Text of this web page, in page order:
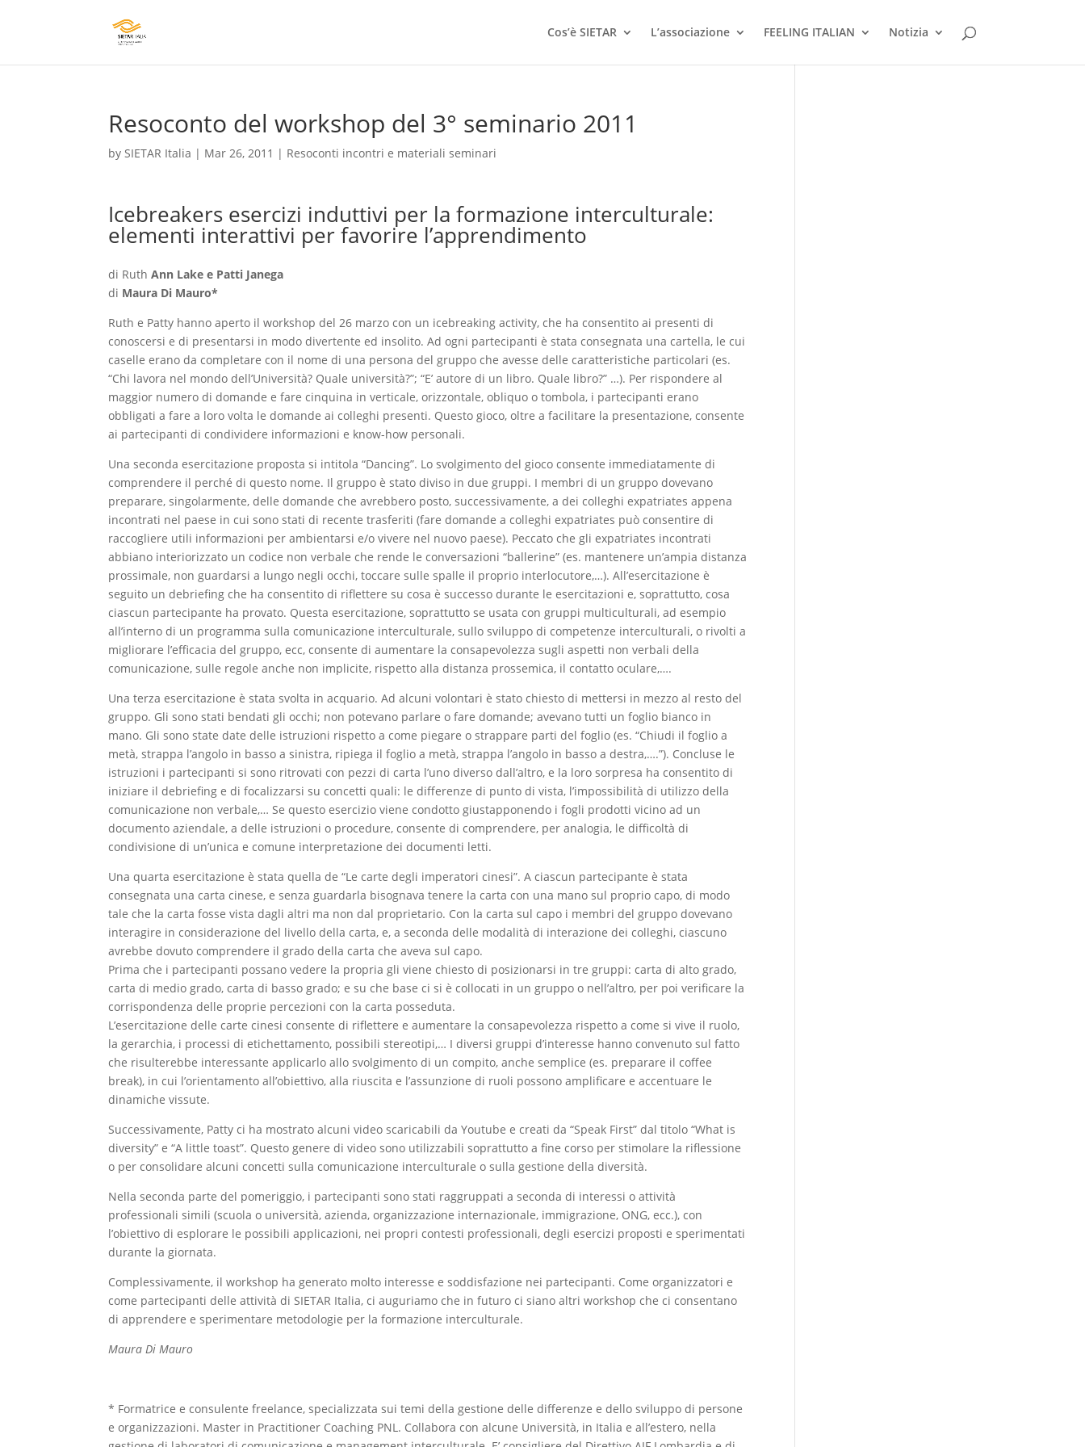
Cos’è SIETAR L’associazione FEELING ITALIAN Notizia
Resoconto del workshop del 3° seminario 2011
bySIETAR Italia | Mar 26, 2011 | Resoconti incontri e materiali seminari
Icebreakers esercizi induttivi per la formazione interculturale:
elementi interattivi per favorire l’apprendimento
di RuthAnn Lake e Patti Janega
di Maura Di Mauro*
Ruth e Patty hanno aperto il workshop del 26 marzo con un icebreaking activity, che ha consentito ai presenti di
conoscersi e di presentarsi in modo divertente ed insolito. Ad ogni partecipanti è stata consegnata una cartella, le cui
caselle erano da completare con il nome di una persona del gruppo che avesse delle caratteristiche particolari (es.
“Chi lavora nel mondo dell’Università? Quale università?”; “E’ autore di un libro. Quale libro?” …). Per rispondere al
maggior numero di domande e fare cinquina in verticale, orizzontale, obliquo o tombola, i partecipanti erano
obbligati a fare a loro volta le domande ai colleghi presenti. Questo gioco, oltre a facilitare la presentazione, consente
ai partecipanti di condividere informazioni e know-how personali.
Una seconda esercitazione proposta si intitola “Dancing”. Lo svolgimento del gioco consente immediatamente di
comprendere il perché di questo nome. Il gruppo è stato diviso in due gruppi. I membri di un gruppo dovevano
preparare, singolarmente, delle domande che avrebbero posto, successivamente, a dei colleghi expatriates appena
incontrati nel paese in cui sono stati di recente trasferiti (fare domande a colleghi expatriates può consentire di
raccogliere utili informazioni per ambientarsi e/o vivere nel nuovo paese). Peccato che gli expatriates incontrati
abbiano interiorizzato un codice non verbale che rende le conversazioni “ballerine” (es. mantenere un’ampia distanza
prossimale, non guardarsi a lungo negli occhi, toccare sulle spalle il proprio interlocutore,…). All’esercitazione è
seguito un debriefing che ha consentito di riflettere su cosa è successo durante le esercitazioni e, soprattutto, cosa
ciascun partecipante ha provato. Questa esercitazione, soprattutto se usata con gruppi multiculturali, ad esempio
all’interno di un programma sulla comunicazione interculturale, sullo sviluppo di competenze interculturali, o rivolti a
migliorare l’efficacia del gruppo, ecc, consente di aumentare la consapevolezza sugli aspetti non verbali della
comunicazione, sulle regole anche non implicite, rispetto alla distanza prossemica, il contatto oculare,….
Una terza esercitazione è stata svolta in acquario. Ad alcuni volontari è stato chiesto di mettersi in mezzo al resto del
gruppo. Gli sono stati bendati gli occhi; non potevano parlare o fare domande; avevano tutti un foglio bianco in
mano. Gli sono state date delle istruzioni rispetto a come piegare o strappare parti del foglio (es. “Chiudi il foglio a
metà, strappa l’angolo in basso a sinistra, ripiega il foglio a metà, strappa l’angolo in basso a destra,….”). Concluse le
istruzioni i partecipanti si sono ritrovati con pezzi di carta l’uno diverso dall’altro, e la loro sorpresa ha consentito di
iniziare il debriefing e di focalizzarsi su concetti quali: le differenze di punto di vista, l’impossibilità di utilizzo della
comunicazione non verbale,… Se questo esercizio viene condotto giustapponendo i fogli prodotti vicino ad un
documento aziendale, a delle istruzioni o procedure, consente di comprendere, per analogia, le difficoltà di
condivisione di un’unica e comune interpretazione dei documenti letti.
Una quarta esercitazione è stata quella de “Le carte degli imperatori cinesi”. A ciascun partecipante è stata
consegnata una carta cinese, e senza guardarla bisognava tenere la carta con una mano sul proprio capo, di modo
tale che la carta fosse vista dagli altri ma non dal proprietario. Con la carta sul capo i membri del gruppo dovevano
interagire in considerazione del livello della carta, e, a seconda delle modalità di interazione dei colleghi, ciascuno
avrebbe dovuto comprendere il grado della carta che aveva sul capo.
Prima che i partecipanti possano vedere la propria gli viene chiesto di posizionarsi in tre gruppi: carta di alto grado,
carta di medio grado, carta di basso grado; e su che base ci si è collocati in un gruppo o nell’altro, per poi verificare la
corrispondenza delle proprie percezioni con la carta posseduta.
L’esercitazione delle carte cinesi consente di riflettere e aumentare la consapevolezza rispetto a come si vive il ruolo,
la gerarchia, i processi di etichettamento, possibili stereotipi,… I diversi gruppi d’interesse hanno convenuto sul fatto
che risulterebbe interessante applicarlo allo svolgimento di un compito, anche semplice (es. preparare il coffee
break), in cui l’orientamento all’obiettivo, alla riuscita e l’assunzione di ruoli possono amplificare e accentuare le
dinamiche vissute.
Successivamente, Patty ci ha mostrato alcuni video scaricabili da Youtube e creati da “Speak First” dal titolo “What is
diversity” e “A little toast”. Questo genere di video sono utilizzabili soprattutto a fine corso per stimolare la riflessione
o per consolidare alcuni concetti sulla comunicazione interculturale o sulla gestione della diversità.
Nella seconda parte del pomeriggio, i partecipanti sono stati raggruppati a seconda di interessi o attività
professionali simili (scuola o università, azienda, organizzazione internazionale, immigrazione, ONG, ecc.), con
l’obiettivo di esplorare le possibili applicazioni, nei propri contesti professionali, degli esercizi proposti e sperimentati
durante la giornata.
Complessivamente, il workshop ha generato molto interesse e soddisfazione nei partecipanti. Come organizzatori e
come partecipanti delle attività di SIETAR Italia, ci auguriamo che in futuro ci siano altri workshop che ci consentano
di apprendere e sperimentare metodologie per la formazione interculturale.
Maura Di Mauro
* Formatrice e consulente freelance, specializzata sui temi della gestione delle differenze e dello sviluppo di persone
e organizzazioni. Master in Practitioner Coaching PNL. Collabora con alcune Università, in Italia e all’estero, nella